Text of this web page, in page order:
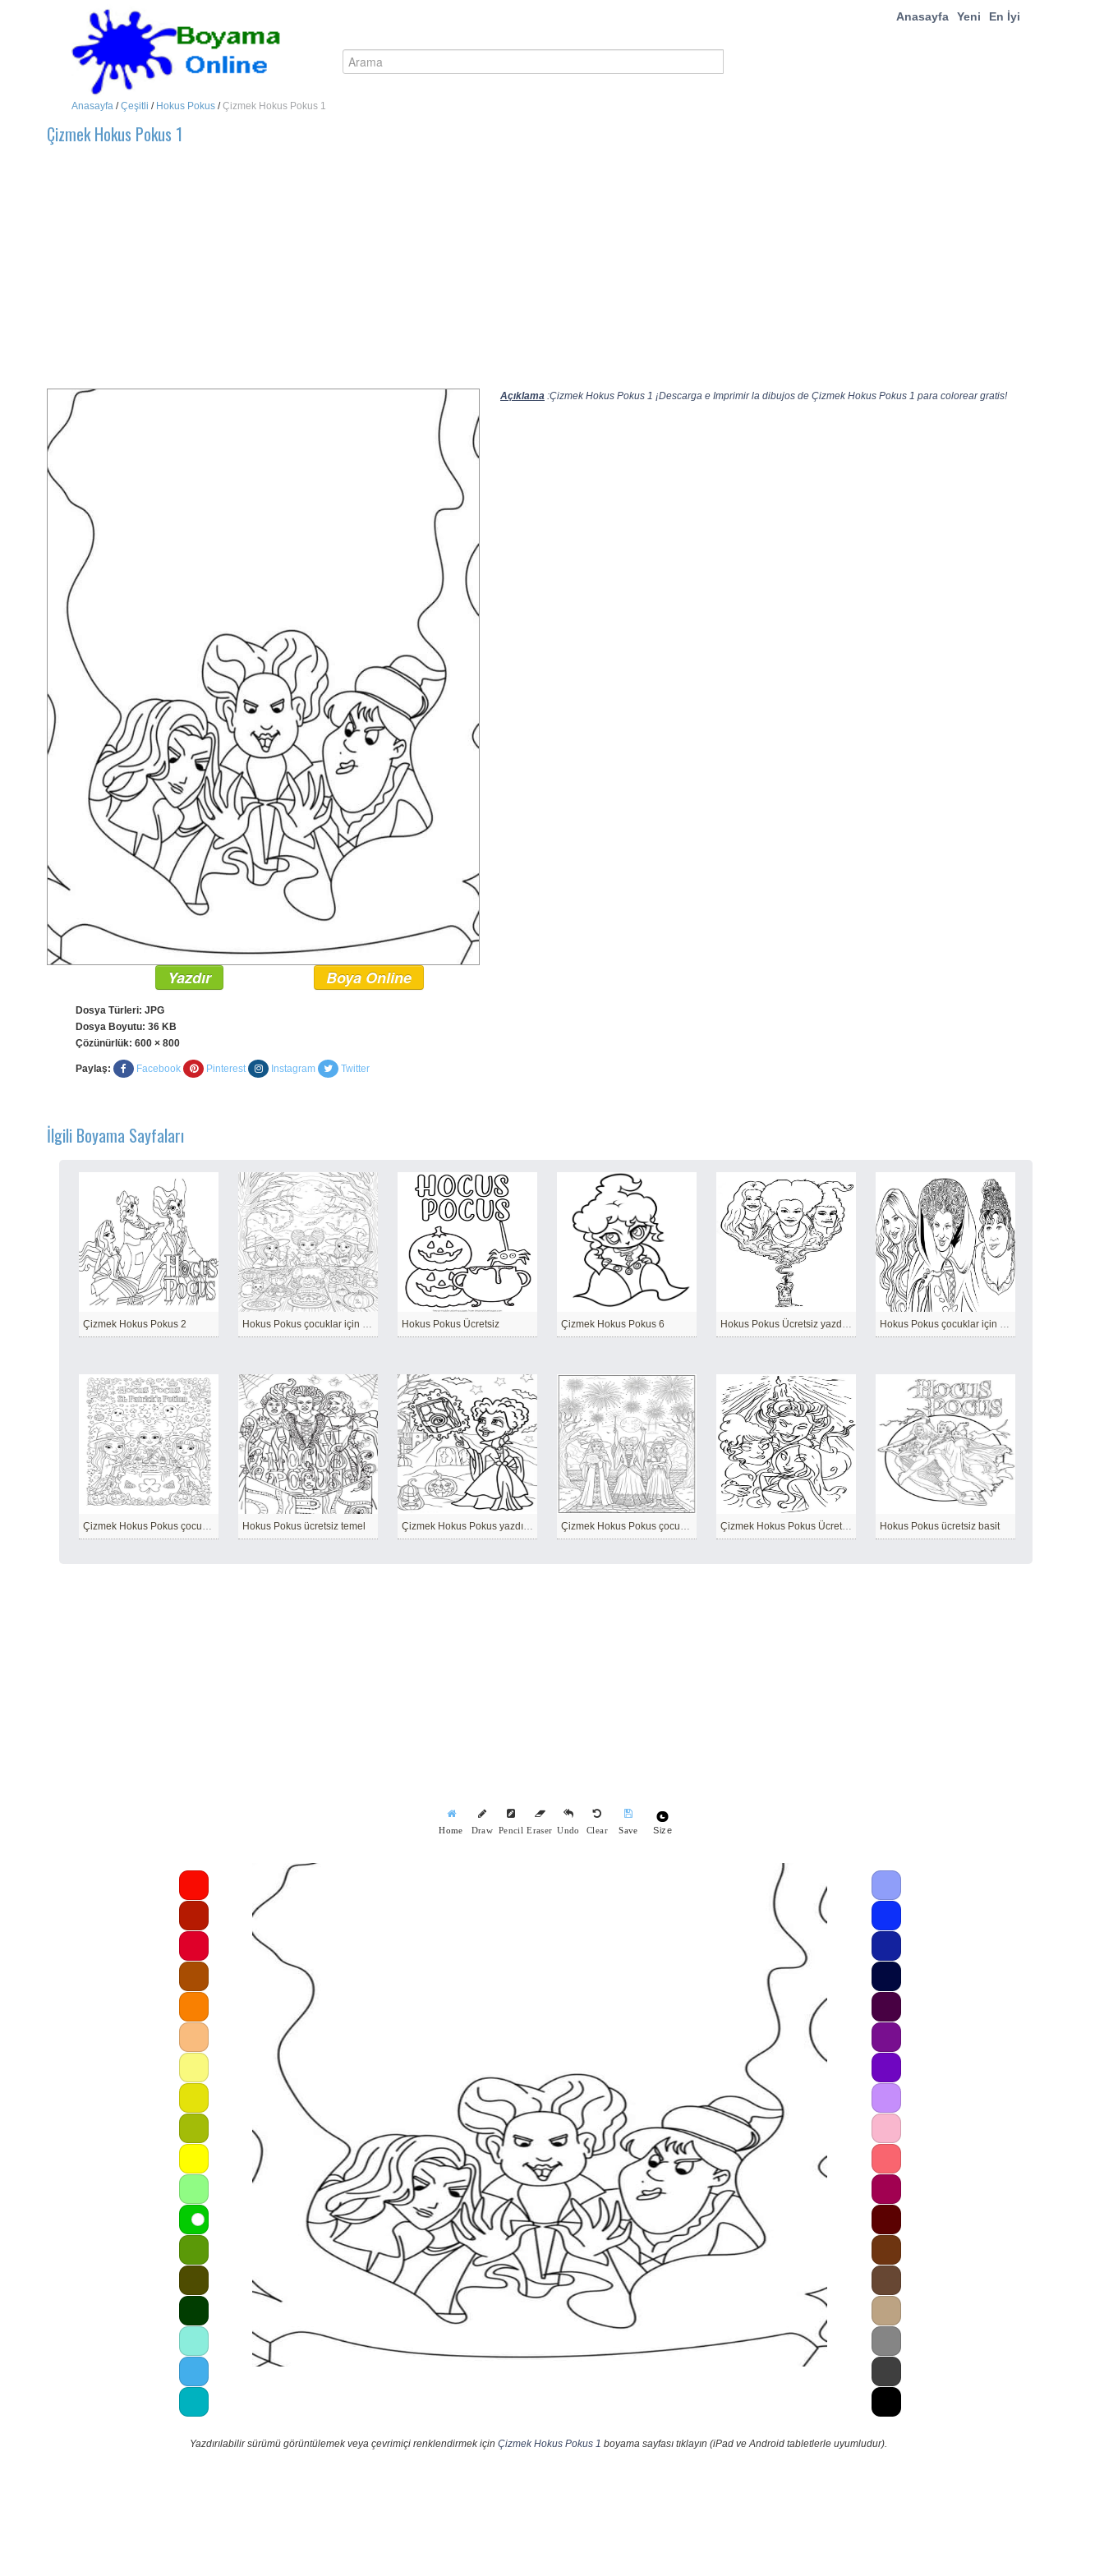
Anasayfa Yeni En İyi
Anasayfa /Çeşitli / Hokus Pokus /Çizmek Hokus Pokus 1
Çizmek Hokus Pokus 1
Açıklama :Çizmek Hokus Pokus 1 ¡Descarga e Imprimir la dibujos de Çizmek Hokus Pokus 1 para colorear gratis!
Yazdır Boya Online
Dosya Türleri: JPG
Dosya Boyutu: 36 KB
Çözünürlük: 600 × 800
Paylaş: Facebook Pinterest Instagram Twitter
İlgili Boyama Sayfaları
Çizmek Hokus Pokus 2 Hokus Pokus çocuklar için kolay Hokus Pokus Ücretsiz Çizmek Hokus Pokus 6 Hokus Pokus Ücretsiz yazdırılabilir Hokus Pokus çocuklar için Basit
Çizmek Hokus Pokus çocuklar için kolay Hokus Pokus ücretsiz temel Çizmek Hokus Pokus yazdırılabilir temel Çizmek Hokus Pokus çocuklar için temel Çizmek Hokus Pokus Ücretsiz yazdırılabilir Hokus Pokus ücretsiz basit
Home Draw Pencil Eraser Undo Clear Save Size
Yazdırılabilir sürümü görüntülemek veya çevrimiçi renklendirmek için Çizmek Hokus Pokus 1 boyama sayfası tıklayın (iPad ve Android tabletlerle uyumludur).